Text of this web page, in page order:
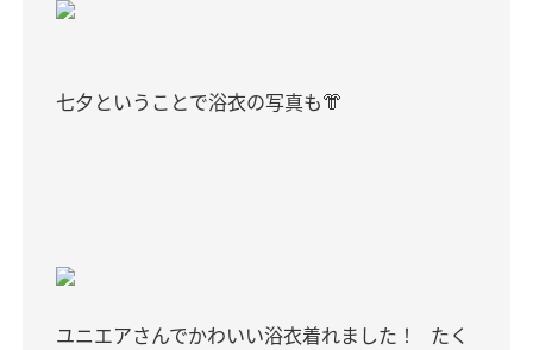
七夕ということで浴衣の写真も👘
ユニエアさんでかわいい浴衣着れました！
たく